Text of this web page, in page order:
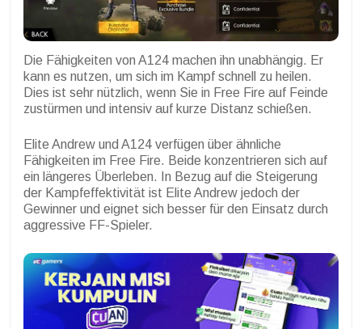
Die Fähigkeiten von A124 machen ihn unabhängig. Er
kann es nutzen, um sich im Kampf schnell zu heilen.
Dies ist sehr nützlich, wenn Sie in Free Fire auf Feinde
zustürmen und intensiv auf kurze Distanz schießen.
Elite Andrew und A124 verfügen über ähnliche
Fähigkeiten im Free Fire. Beide konzentrieren sich auf
ein längeres Überleben. In Bezug auf die Steigerung
der Kampfeffektivität ist Elite Andrew jedoch der
Gewinner und eignet sich besser für den Einsatz durch
aggressive FF-Spieler.